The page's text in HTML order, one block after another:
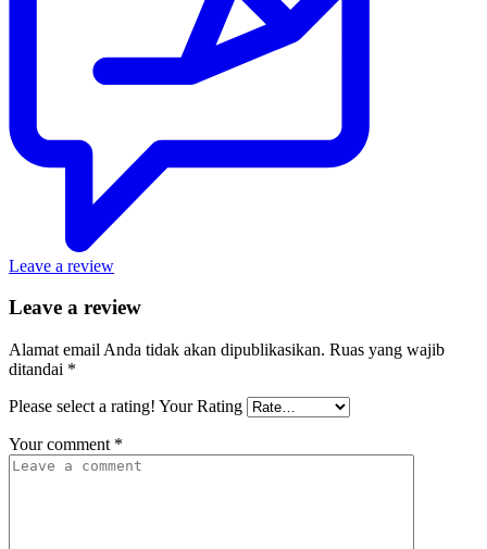
Leave a review
Leave a review
Alamat email Anda tidak akan dipublikasikan. Ruas yang wajib
ditandai *
Please select a rating! Your Rating
Your comment *